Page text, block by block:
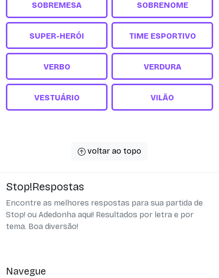
SOBREMESA SOBRENOME
SUPER-HERÓI TIME ESPORTIVO
VERBO VERDURA
VESTUÁRIO VILÃO
voltar ao topo
Stop!Respostas
Encontre as melhores respostas para sua partida de
Stop! ou Adedonha aqui! Resultados por letra e por
tema. Boa diversão!
Navegue